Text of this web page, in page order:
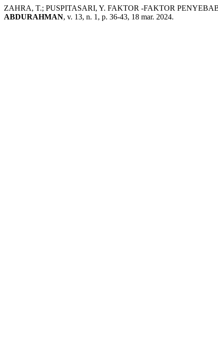
ZAHRA, T.; PUSPITASARI, Y. FAKTOR -FAKTOR
ABDURAHMAN, v. 13, n. 1, p. 36-43, 18 mar. 2024.